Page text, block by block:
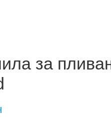
за